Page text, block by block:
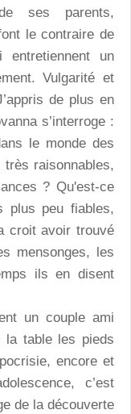
ses parents,
le contraire de
un
Vulgarité et
de plus en
s’interroge :
le monde des
raisonnables,
? Qu'est-ce
plus peu fiables,
croit avoir trouvé
mensonges, les
ils en disent
un couple ami
la table les pieds
encore et
c’est
de la découverte